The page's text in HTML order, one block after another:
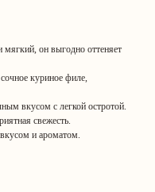
он выгодно оттеняет
куриное филе,
вкусом с легкой остротой.
свежесть.
и ароматом.